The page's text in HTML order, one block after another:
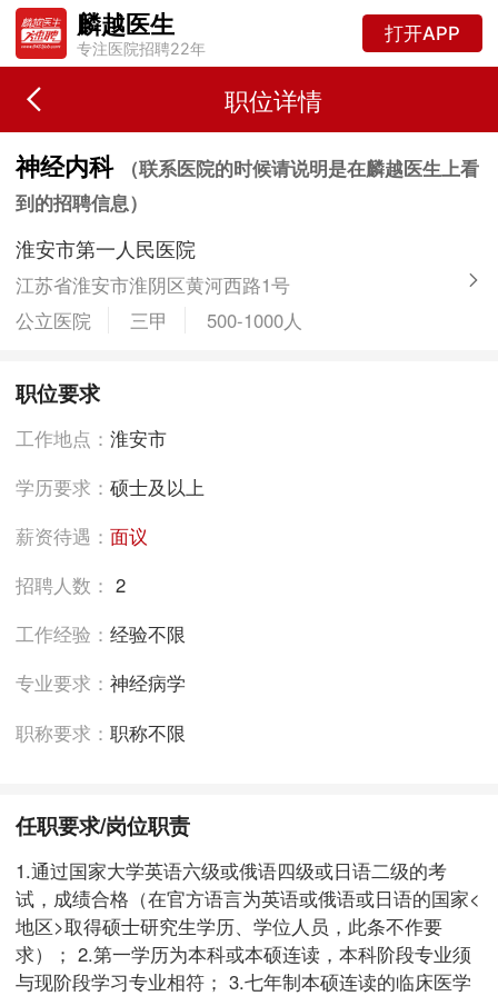
麟越医生
专注医院招聘22年
打开APP
职位详情
神经内科
（联系医院的时候请说明是在麟越医生上看
到的招聘信息）
淮安市第一人民医院
江苏省淮安市淮阴区黄河西路1号
公立医院
三甲 500-1000人
职位要求
工作地点：淮安市
学历要求：硕士及以上
薪资待遇：面议
招聘人数：2
工作经验：经验不限
专业要求：神经病学
职称要求：职称不限
任职要求/岗位职责
1.通过国家大学英语六级或俄语四级或日语二级的考
试，成绩合格（在官方语言为英语或俄语或日语的国家<
地区>取得硕士研究生学历、学位人员，此条不作要
求）； 2.第一学历为本科或本硕连读，本科阶段专业须
与现阶段学习专业相符； 3.七年制本硕连读的临床医学